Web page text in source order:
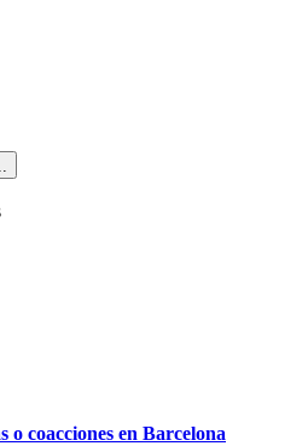
o coacciones en Barcelona